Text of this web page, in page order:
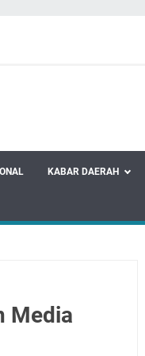
KABAR DAERAH
Media